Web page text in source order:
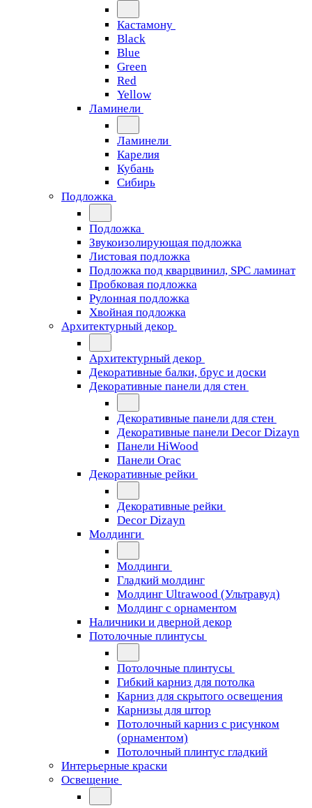
Кастамону
Black
Blue
Green
Red
Yellow
Ламинели
Ламинели
Карелия
Кубань
Сибирь
Подложка
Подложка
Звукоизолирующая подложка
Листовая подложка
Подложка под кварцвинил, SPC ламинат
Пробковая подложка
Рулонная подложка
Хвойная подложка
Архитектурный декор
Архитектурный декор
Декоративные балки, брус и доски
Декоративные панели для стен
Декоративные панели для стен
Декоративные панели Decor Dizayn
Панели HiWood
Панели Orac
Декоративные рейки
Декоративные рейки
Decor Dizayn
Молдинги
Молдинги
Гладкий молдинг
Молдинг Ultrawood (Ультравуд)
Молдинг с орнаментом
Наличники и дверной декор
Потолочные плинтусы
Потолочные плинтусы
Гибкий карниз для потолка
Карниз для скрытого освещения
Карнизы для штор
Потолочный карниз с рисунком
(орнаментом)
Потолочный плинтус гладкий
Интерьерные краски
Освещение